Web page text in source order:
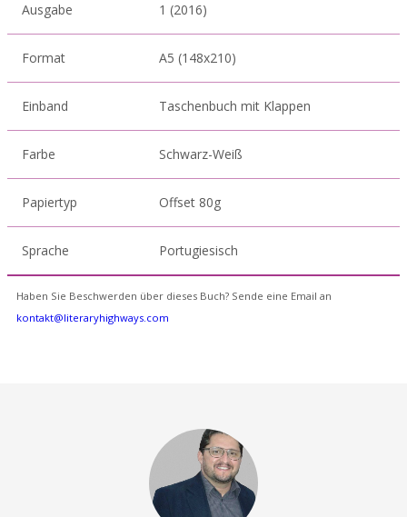
Ausgabe 1 (2016)
Format A5 (148x210)
Einband Taschenbuch mit Klappen
Farbe Schwarz-Weiß
Papiertyp Offset 80g
Sprache Portugiesisch
Haben Sie Beschwerden über dieses Buch? Sende eine Email an
kontakt@literaryhighways.com